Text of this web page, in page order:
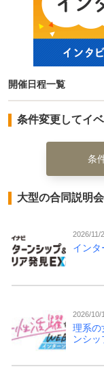
開催日程一覧
条件変更してイ
条
大型の合同説明会
2026/11/
イン
2026/10/
理系の
ンシッ